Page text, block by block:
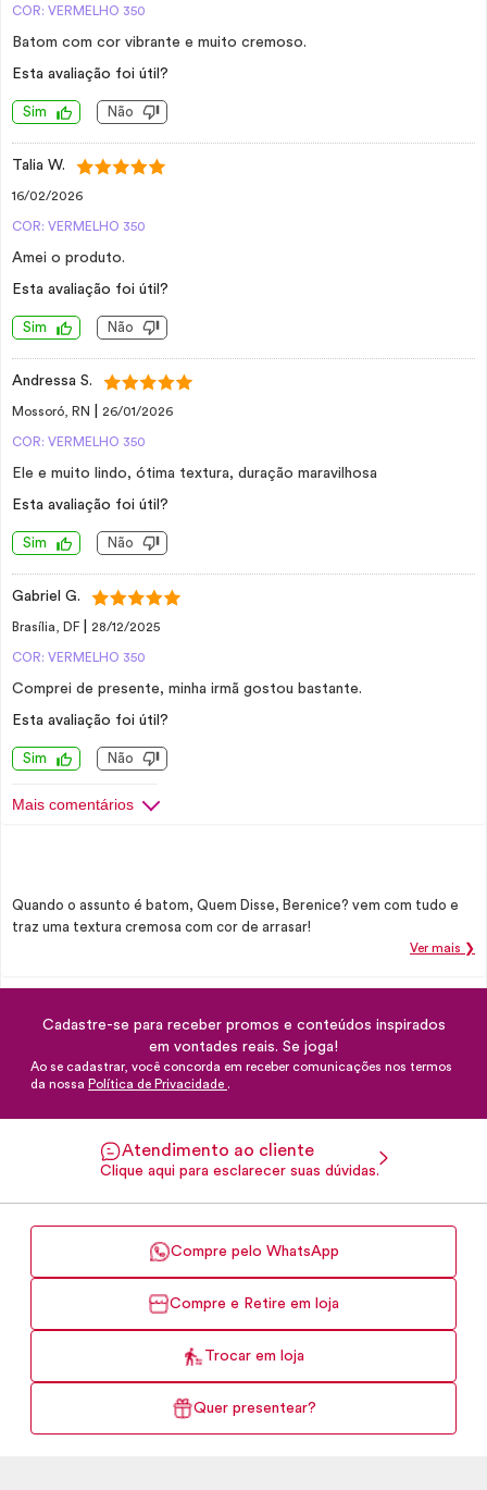
COR: VERMELHO 350
Batom com cor vibrante e muito cremoso.
Esta avaliação foi útil?
Sim Não
Talia W.
16/02/2026
COR: VERMELHO 350
Amei o produto.
Esta avaliação foi útil?
Sim Não
Andressa S.
Mossoró, RN 26/01/2026
COR: VERMELHO 350
Ele e muito lindo, ótima textura, duração maravilhosa
Esta avaliação foi útil?
Sim Não
Gabriel G.
Brasília, DF 28/12/2025
COR: VERMELHO 350
Comprei de presente, minha irmã gostou bastante.
Esta avaliação foi útil?
Sim Não
Mais comentários
Quando o assunto é batom, Quem Disse, Berenice? vem com tudo e
traz uma textura cremosa com cor de arrasar!
Ver mais ❯
Cadastre-se para receber promos e conteúdos inspirados
em vontades reais. Se joga!
Ao se cadastrar, você concorda em receber comunicações nos termos
da nossa Política de Privacidade .
Atendimento ao cliente
Clique aqui para esclarecer suas dúvidas.
Compre pelo WhatsApp
Compre e Retire em loja
Trocar em loja
Quer presentear?